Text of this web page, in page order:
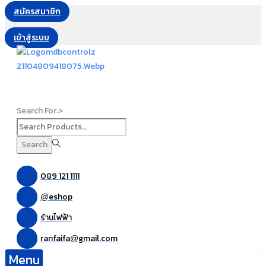
สมัครสมาชิก
เข้าสู่ระบบ
Search For:>
Search
089 121 1111
@eshop
ร้านไฟฟ้า
ranfaifa@gmail.com
Menu